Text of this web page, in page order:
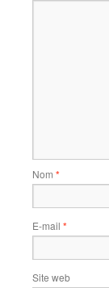
Nom *
E-mail *
Site web